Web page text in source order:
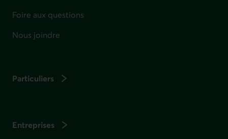
Foire aux questions
Nous joindre
Particuliers
Entreprises